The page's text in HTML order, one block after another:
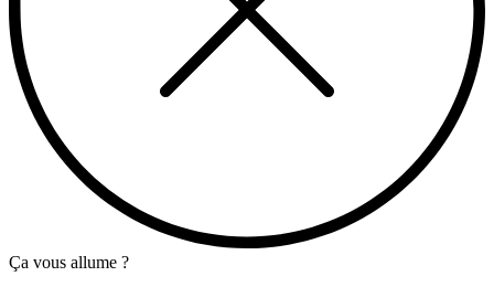
Ça vous allume ?